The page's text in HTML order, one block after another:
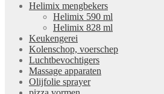
Helimix mengbekers
Helimix 590 ml
Helimix 828 ml
Keukengerei
Kolenschop, voerschep
Luchtbevochtigers
Massage apparaten
Olijfolie sprayer